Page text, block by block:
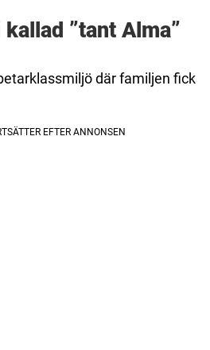
”tant Alma”
där familjen fick